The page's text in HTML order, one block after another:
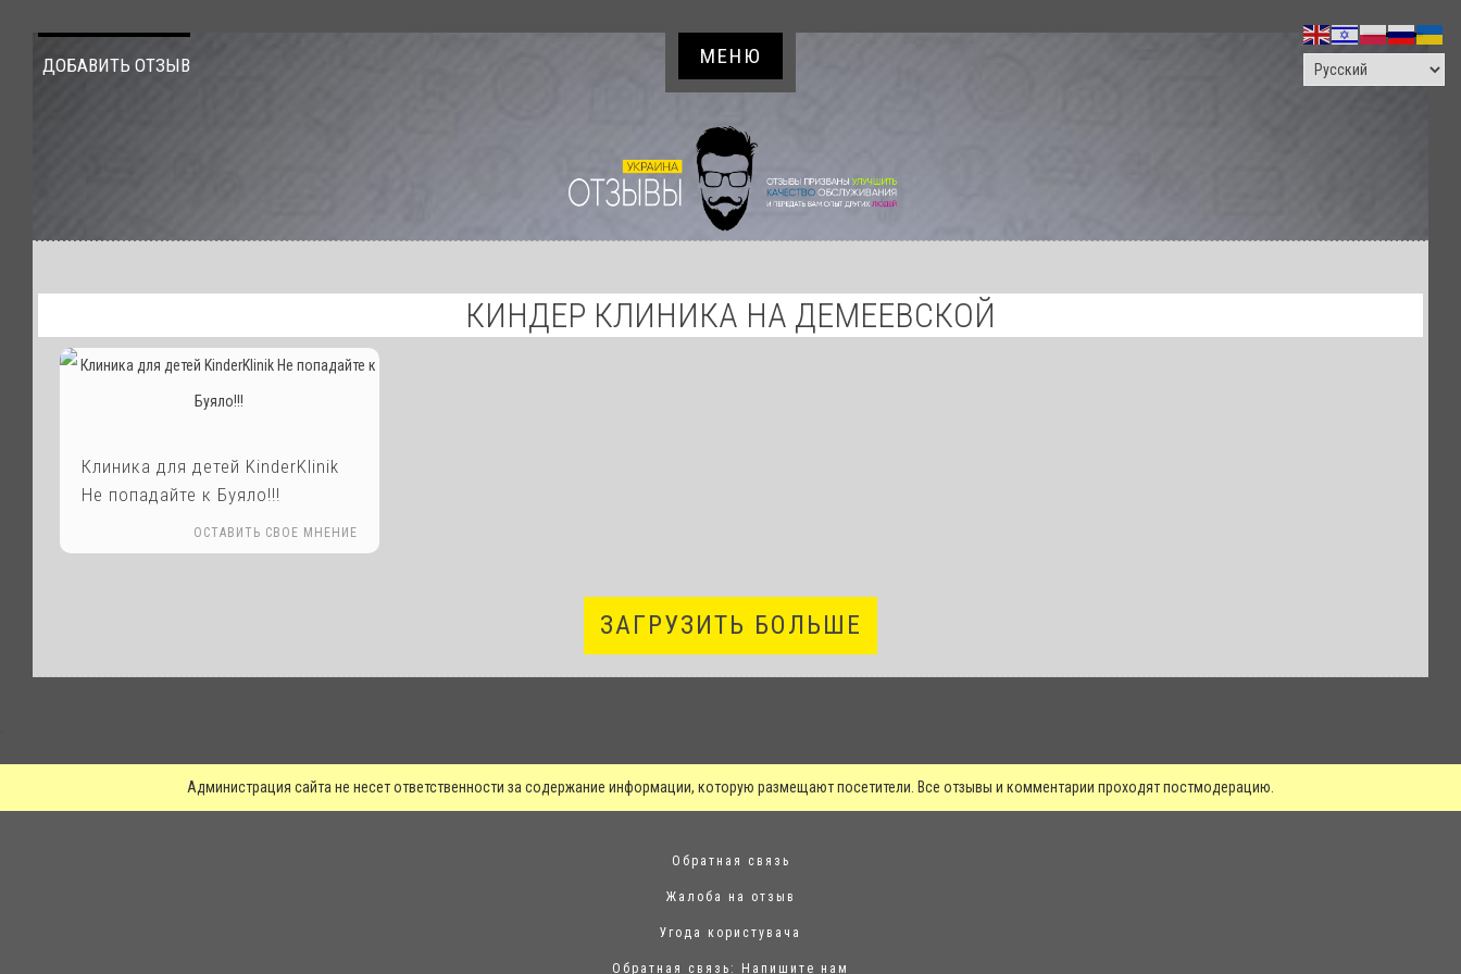
ДОБАВИТЬ ОТЗЫВ МЕНЮ
КИНДЕР КЛИНИКА НА ДЕМЕЕВСКОЙ
Клиника для детей KinderKlinik
Не попадайте к Буяло!!!
ОСТАВИТЬ СВОЕ МНЕНИЕ
ЗАГРУЗИТЬ БОЛЬШЕ
Администрация сайта не несет ответственности за содержание информации, которую размещают посетители. Все отзывы и комментарии проходят постмодерацию.
Обратная связь
Жалоба на отзыв
Угода користувача
Обратная связь: Напишите нам